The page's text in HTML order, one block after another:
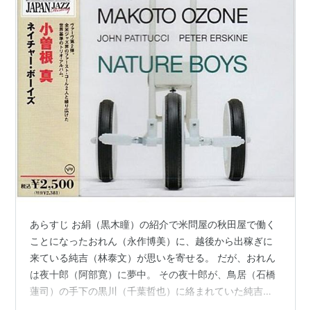
あらすじ お絹（黒木瞳）の紹介で米問屋の秋田屋で働く
ことになったおれん（永作博美）に、越後から出稼ぎに
来ている純吉（林泰文）が思いを寄せる。 だが、おれん
は夜十郎（阿部寛）に夢中。 その夜十郎が、鳥居（石橋
蓮司）の手下の黒川（千葉哲也）に絡まれていた純吉を